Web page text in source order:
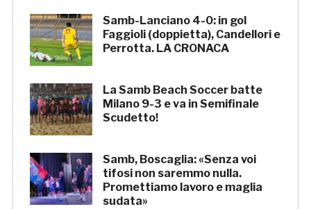
Samb-Lanciano 4-0: in gol
Faggioli (doppietta), Candellori e
Perrotta. LA CRONACA
La Samb Beach Soccer batte
Milano 9-3 e va in Semifinale
Scudetto!
Samb, Boscaglia: «Senza voi
tifosi non saremmo nulla.
Promettiamo lavoro e maglia
sudata»